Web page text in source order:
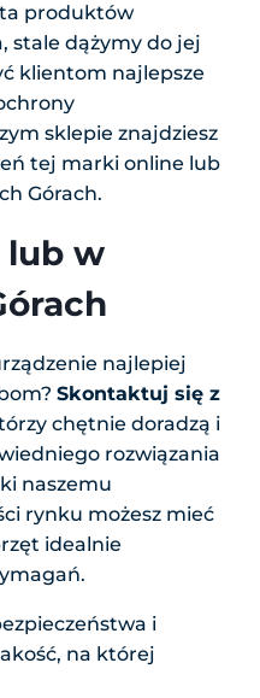
produktów
stale dążymy do jej
klientom najlepsze
sklepie znajdziesz
tej marki online lub
Górach.
lub w
najlepiej
Skontaktuj się z
chętnie doradzą i
rozwiązania
naszemu
rynku możesz mieć
idealnie
i
na której